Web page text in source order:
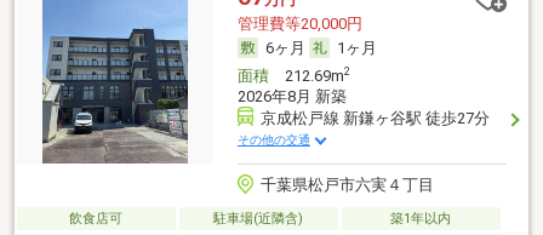
管理費等20,000円
6ヶ月
1ヶ月
面積212.69m2
2026年8月 新築
京成松戸線 新鎌ヶ谷駅 徒歩27分
その他の交通
千葉県松戸市六実４丁目
飲食店可 駐車場(近隣含) 築1年以内